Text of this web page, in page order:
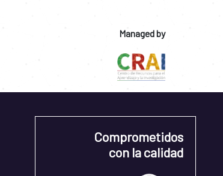
Managed by
Comprometidos
con la calidad